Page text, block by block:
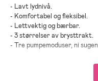
- Lavt lydnivå.
- Komfortabel og fleksibel.
- Lettvektig og bærbar.
- 3 størrelser av brysttrakt.
- Tre pumpemoduser, ni
- Vær oppmerksom på at